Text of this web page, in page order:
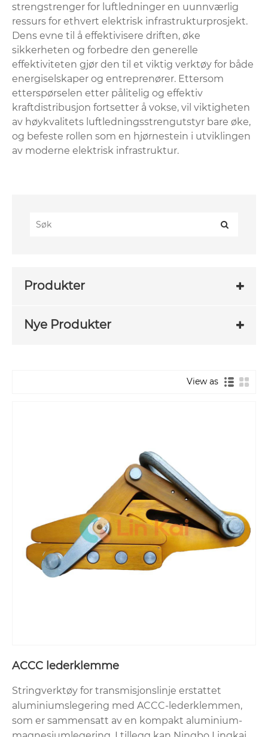
strengstrenger for luftledninger en uunnværlig
ressurs for ethvert elektrisk infrastrukturprosjekt.
Dens evne til å effektivisere driften, øke
sikkerheten og forbedre den generelle
effektiviteten gjør den til et viktig verktøy for både
energiselskaper og entreprenører. Ettersom
etterspørselen etter pålitelig og effektiv
kraftdistribusjon fortsetter å vokse, vil viktigheten
av høykvalitets luftledningsstrengutstyr bare øke,
og befeste rollen som en hjørnestein i utviklingen
av moderne elektrisk infrastruktur.
Produkter
Nye Produkter
View as
ACCC lederklemme
Stringverktøy for transmisjonslinje erstattet
aluminiumslegering med ACCC-lederklemmen,
som er sammensatt av en kompakt aluminium-